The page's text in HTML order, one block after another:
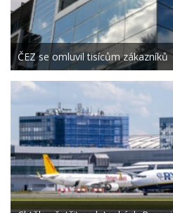
ČEZ se omluvil tisícům zákazníků